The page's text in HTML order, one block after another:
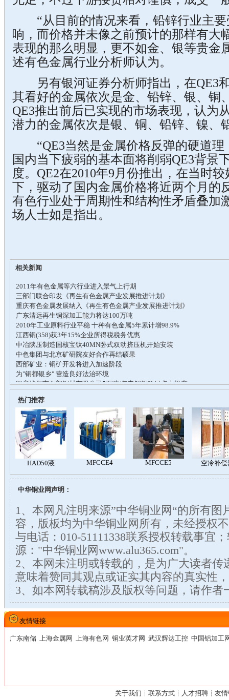
“从目前的情况来看，铅锌行业主要
响，而价格并未像之前预计的那样有大
表现的那么明显，更不如金、银等贵金
述有色金属行业分析师认为。
另有银河证券分析师指出，在QE3
其看好的金属依次是金、铅锌、银、铜
QE3推出前后已实现的市场表现，认为
潜力的金属依次是银、铜、铅锌、镍、
“QE3当然是金属价格反弹的硬道理
国内当下疲弱的基本面将削弱QE3背景
度。QE2在2010年9月份推出，在当时
下，驱动了国内金属价格将近两个月的
有色行业处于周期性和结构性矛盾叠加
场人士如是指出。
相关新闻
热门推荐
中华铜业网声明：
1、本网凡注明来源”中华铜业网“的所有图
容，版板均为中华铜业网所有，未经授权
与电话：010-51111338联系授权转载事宜
源："中华铜业网www.alu365.com"。
2、本网未注明或转载的，是为广大读者传
意味着赞同其观点或证实其内容的真实性
3、如本网转载稿涉及版权等问题，请作者